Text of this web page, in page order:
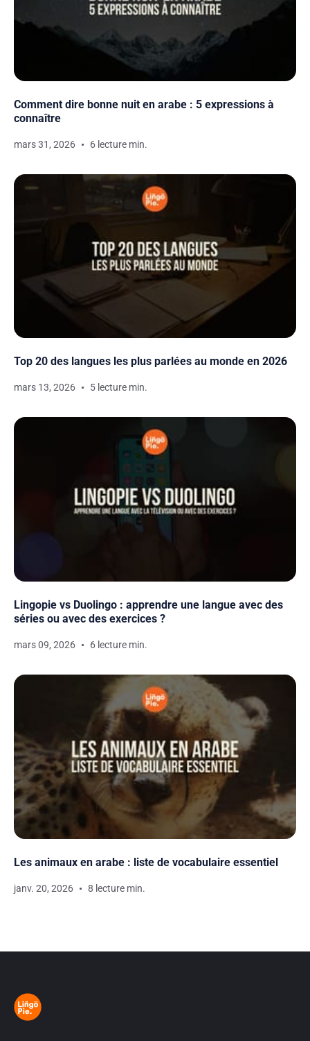
Comment dire bonne nuit en arabe : 5 expressions à
connaître
mars 31, 2026 6 lecture min.
Top 20 des langues les plus parlées au monde en 2026
mars 13, 2026 5 lecture min.
Lingopie vs Duolingo : apprendre une langue avec des
séries ou avec des exercices ?
mars 09, 2026 6 lecture min.
Les animaux en arabe : liste de vocabulaire essentiel
janv. 20, 2026 8 lecture min.